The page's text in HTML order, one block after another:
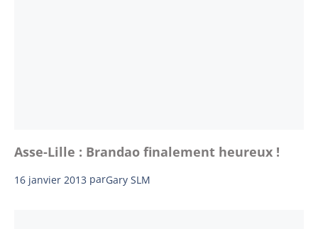
Asse-Lille : Brandao finalement heureux !
16 janvier 2013 parGary SLM